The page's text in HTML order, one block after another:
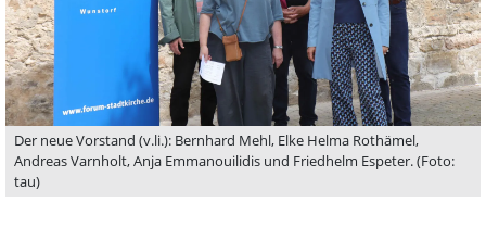
Der neue Vorstand (v.li.): Bernhard Mehl, Elke Helma Rothämel,
Andreas Varnholt, Anja Emmanouilidis und Friedhelm Espeter. (Foto:
tau)